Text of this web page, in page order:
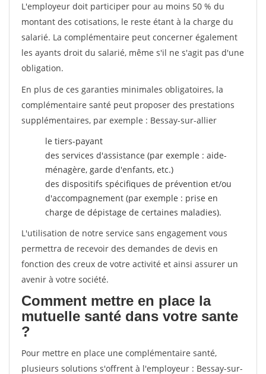
L'employeur doit participer pour au moins 50 % du
montant des cotisations, le reste étant à la charge du
salarié. La complémentaire peut concerner également
les ayants droit du salarié, même s'il ne s'agit pas d'une
obligation.
En plus de ces garanties minimales obligatoires, la
complémentaire santé peut proposer des prestations
supplémentaires, par exemple : Bessay-sur-allier
le tiers-payant
des services d'assistance (par exemple : aide-
ménagère, garde d'enfants, etc.)
des dispositifs spécifiques de prévention et/ou
d'accompagnement (par exemple : prise en
charge de dépistage de certaines maladies).
L'utilisation de notre service sans engagement vous
permettra de recevoir des demandes de devis en
fonction des creux de votre activité et ainsi assurer un
avenir à votre société.
Comment mettre en place la
mutuelle santé dans votre sante
?
Pour mettre en place une complémentaire santé,
plusieurs solutions s'offrent à l'employeur : Bessay-sur-